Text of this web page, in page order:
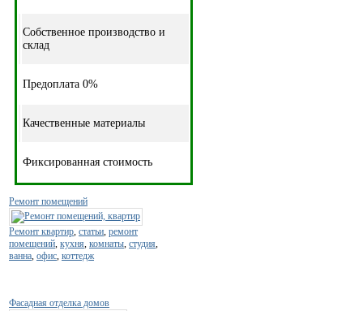
Собственное производство и
склад
Предоплата 0%
Качественные материалы
Фиксированная стоимость
Ремонт помещений
Ремонт квартир статьи ремонт
помещений кухня комнаты студия
ванна офис коттедж
Фасадная отделка домов